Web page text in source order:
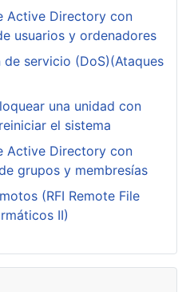
Active Directory con
usuarios y ordenadores
servicio (DoS)(Ataques
una unidad con
el sistema
Active Directory con
grupos y membresías
(RFI Remote File
II)